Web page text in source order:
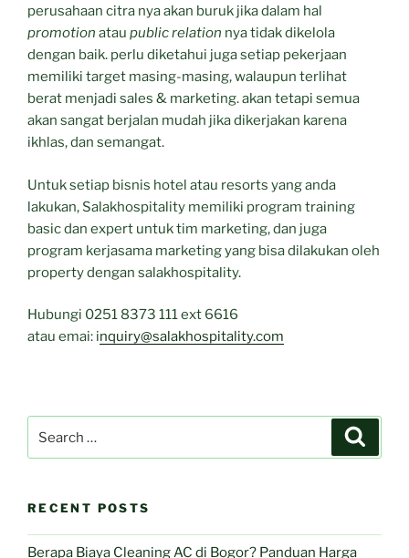
perusahaan citra nya akan buruk jika dalam hal
promotion atau public relation nya tidak dikelola
dengan baik. perlu diketahui juga setiap pekerjaan
memiliki target masing-masing, walaupun terlihat
berat menjadi sales & marketing. akan tetapi semua
akan sangat berjalan mudah jika dikerjakan karena
ikhlas, dan semangat.
Untuk setiap bisnis hotel atau resorts yang anda
lakukan, Salakhospitality memiliki program training
basic dan expert untuk tim marketing, dan juga
program kerjasama marketing yang bisa dilakukan oleh
property dengan salakhospitality.
Hubungi 0251 8373 111 ext 6616
atau emai: inquiry@salakhospitality.com
RECENT POSTS
Berapa Biaya Cleaning AC di Bogor? Panduan Harga